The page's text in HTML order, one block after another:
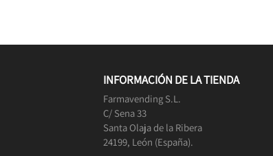
INFORMACIÓN DE LA TIENDA
Farmavending S.L.
C/ Sena 33
Santa Olaja de la Ribera
24199, León (España).